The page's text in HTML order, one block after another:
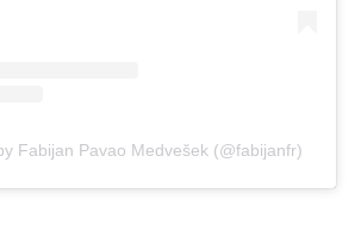
Fabijan Pavao Medvešek (@fabijanfr)